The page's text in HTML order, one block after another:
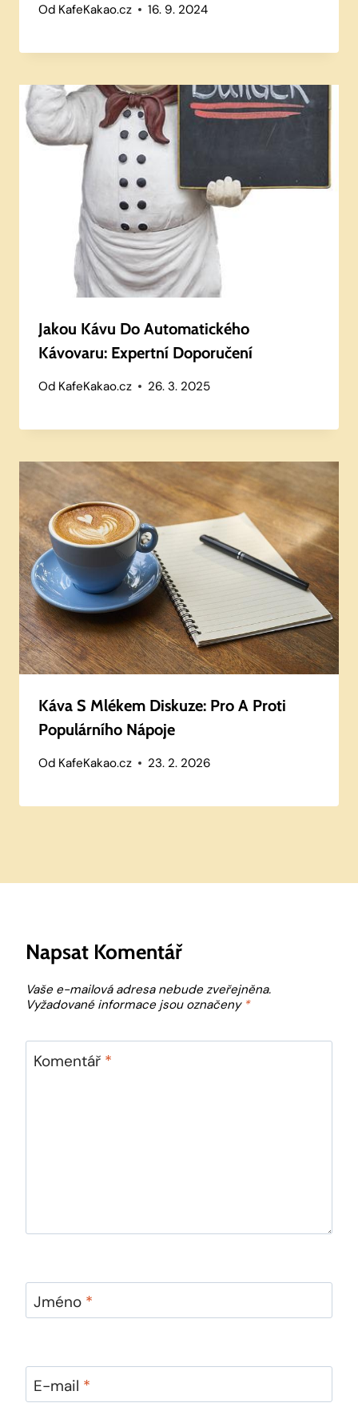
Od KafeKakao.cz 16. 9. 2024
Jakou Kávu Do Automatického
Kávovaru: Expertní Doporučení
Od KafeKakao.cz 26. 3. 2025
Káva S Mlékem Diskuze: Pro A Proti
Populárního Nápoje
Od KafeKakao.cz 23. 2. 2026
Napsat Komentář
Vaše e-mailová adresa nebude zveřejněna.
Vyžadované informace jsou označeny *
Komentář *
Jméno *
E-mail *